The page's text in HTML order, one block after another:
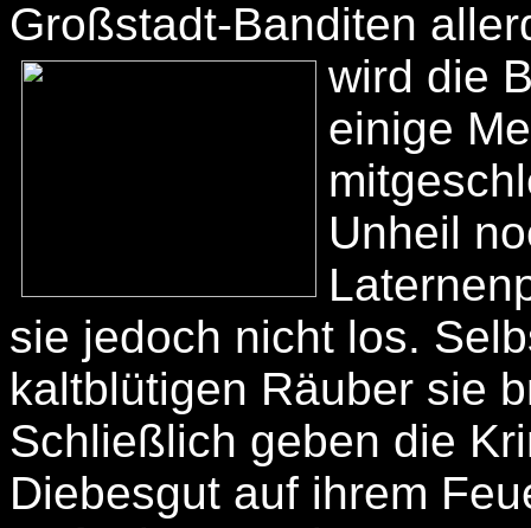
Großstadt-Banditen
wird die
einige
Unheil
sie jedoch nicht los.
kaltblütigen Räuber sie
Schließlich geben die
Diebesgut auf ihrem